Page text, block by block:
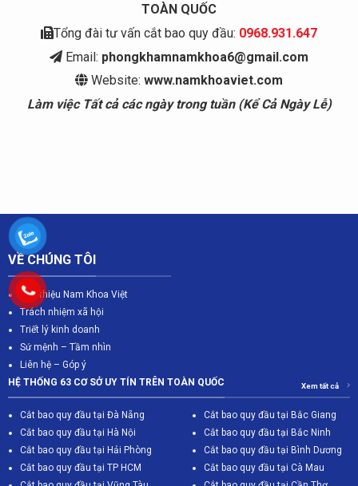
TOÀN QUỐC
Tổng đài tư vấn cắt bao quy đầu: 0968.931.647
Email: phongkhamnamkhoa6@gmail.com
Website: www.namkhoaviet.com
Làm việc Tất cả các ngày trong tuần (Kể Cả Ngày Lễ)
VỀ CHÚNG TÔI
Giới thiệu Nam Khoa Việt
Trách nhiệm xã hội
Triết lý kinh doanh
Sứ mệnh – Tầm nhìn
Liên hệ – Góp ý
HỆ THỐNG 63 CƠ SỞ UY TÍN TRÊN TOÀN QUỐC
Xem tất cả
Cắt bao quy đầu tại Đà Nẵng
Cắt bao quy đầu tại Hà Nội
Cắt bao quy đầu tại Hải Phòng
Cắt bao quy đầu tại TP HCM
Cắt bao quy đầu tại Bắc Giang
Cắt bao quy đầu tại Bắc Ninh
Cắt bao quy đầu tại Bình Dương
Cắt bao quy đầu tại Cà Mau